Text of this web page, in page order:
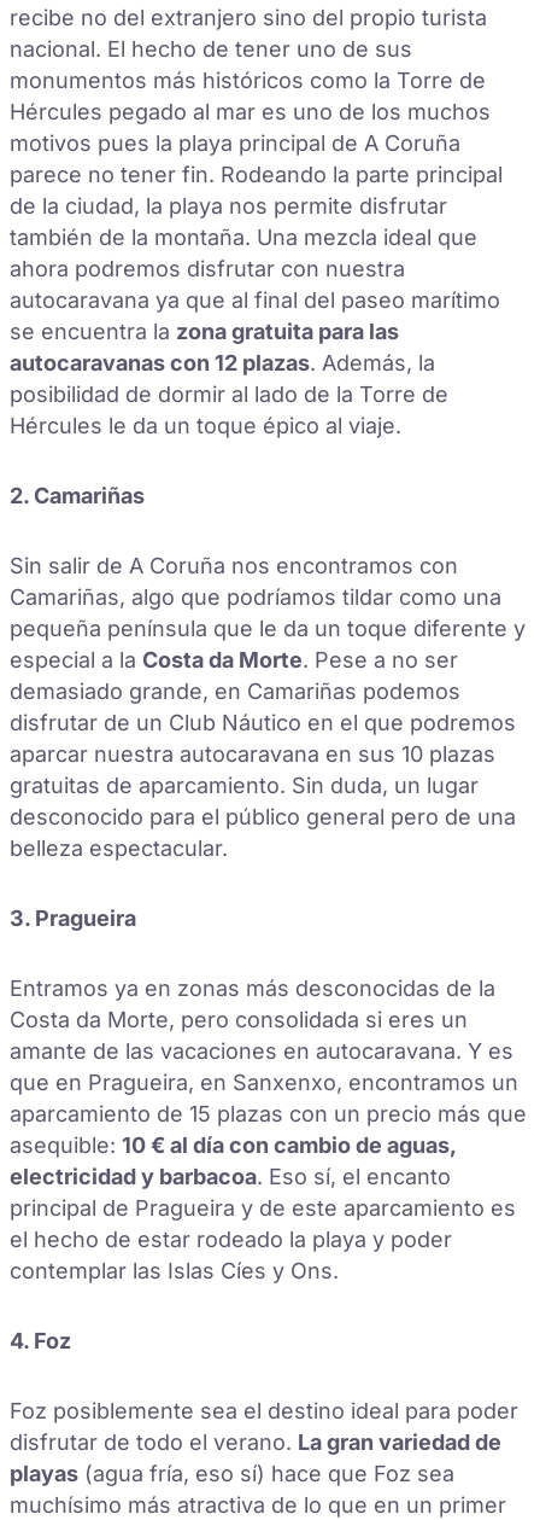
recibe no del extranjero sino del propio turista
nacional. El hecho de tener uno de sus
monumentos más históricos como la Torre de
Hércules pegado al mar es uno de los muchos
motivos pues la playa principal de A Coruña
parece no tener fin. Rodeando la parte principal
de la ciudad, la playa nos permite disfrutar
también de la montaña. Una mezcla ideal que
ahora podremos disfrutar con nuestra
autocaravana ya que al final del paseo marítimo
se encuentra la zona gratuita para las
autocaravanas con 12 plazas. Además, la
posibilidad de dormir al lado de la Torre de
Hércules le da un toque épico al viaje.
2. Camariñas
Sin salir de A Coruña nos encontramos con
Camariñas, algo que podríamos tildar como una
pequeña península que le da un toque diferente y
especial a la Costa da Morte. Pese a no ser
demasiado grande, en Camariñas podemos
disfrutar de un Club Náutico en el que podremos
aparcar nuestra autocaravana en sus 10 plazas
gratuitas de aparcamiento. Sin duda, un lugar
desconocido para el público general pero de una
belleza espectacular.
3. Pragueira
Entramos ya en zonas más desconocidas de la
Costa da Morte, pero consolidada si eres un
amante de las vacaciones en autocaravana. Y es
que en Pragueira, en Sanxenxo, encontramos un
aparcamiento de 15 plazas con un precio más que
asequible: 10 € al día con cambio de aguas,
electricidad y barbacoa. Eso sí, el encanto
principal de Pragueira y de este aparcamiento es
el hecho de estar rodeado la playa y poder
contemplar las Islas Cíes y Ons.
4. Foz
Foz posiblemente sea el destino ideal para poder
disfrutar de todo el verano. La gran variedad de
playas (agua fría, eso sí) hace que Foz sea
muchísimo más atractiva de lo que en un primer